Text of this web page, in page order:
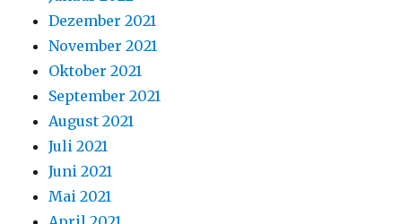
Dezember 2021
November 2021
Oktober 2021
September 2021
August 2021
Juli 2021
Juni 2021
Mai 2021